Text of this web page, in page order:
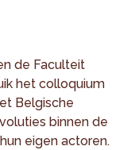
de Faculteit
het colloquium
Belgische
binnen de
eigen actoren.